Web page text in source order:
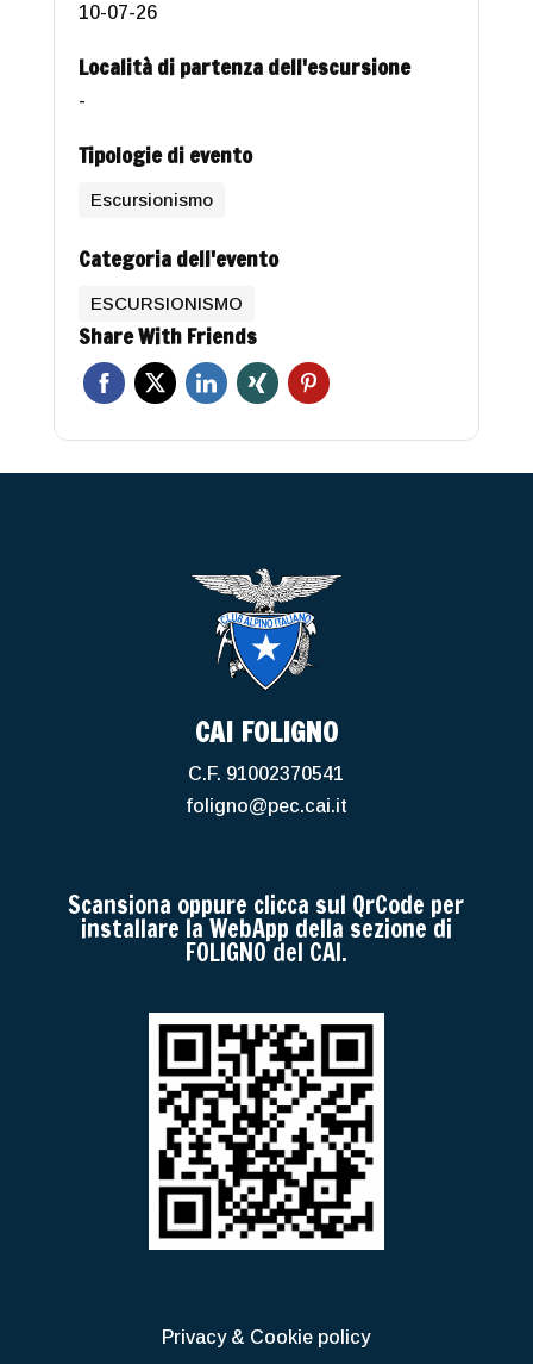
10-07-26
Località di partenza dell'escursione
-
Tipologie di evento
Escursionismo
Categoria dell'evento
ESCURSIONISMO
Share With Friends
CAI FOLIGNO
C.F. 91002370541
foligno@pec.cai.it
Scansiona oppure clicca sul QrCode per
installare la WebApp della sezione di
FOLIGNO del CAI.
Privacy & Cookie policy